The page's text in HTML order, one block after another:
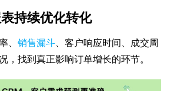
持续优化转化
、销售漏斗、客户响应时间、成交周
，找到真正影响订单增长的环节。